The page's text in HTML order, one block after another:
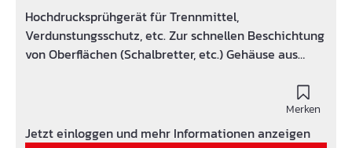
Hochdrucksprühgerät für Trennmittel,
Verdunstungsschutz, etc. Zur schnellen Beschichtung
von Oberflächen (Schalbretter, etc.) Gehäuse aus
Merken
Jetzt einloggen und mehr Informationen anzeigen